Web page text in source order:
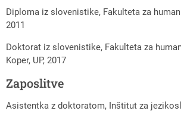
Diploma iz slovenistike, Fakulteta za
2011
Doktorat iz slovenistike, Fakulteta za
Koper, UP, 2017
Zaposlitve
Asistentka z doktoratom, Inštitut za